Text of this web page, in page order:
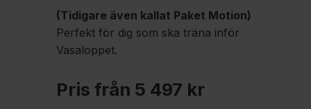
(Tidigare även kallat Paket Motion)
Perfekt för dig som ska träna inför
Vasaloppet.
Pris från 5 497 kr